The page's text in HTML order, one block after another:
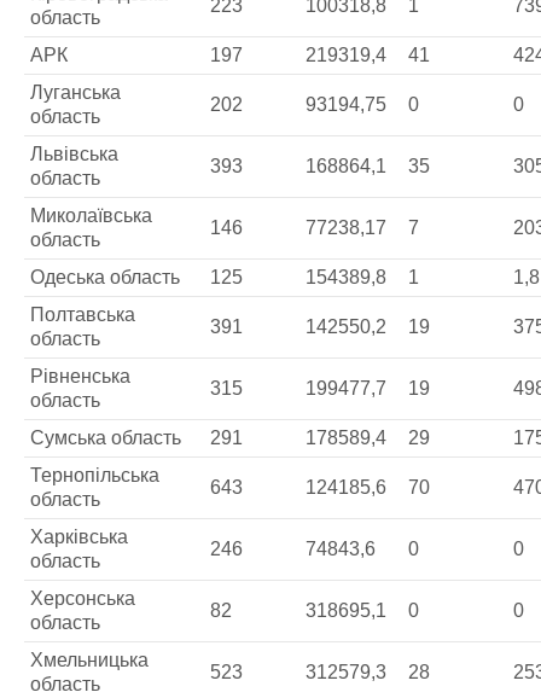
область
223 100318,8 1
АРК 197 219319,4 41
Луганська
область
202 93194,75 0 0
Львівська
область
393 168864,1 35
Миколаївська
область
146 77238,17 7
Одеська область 125 154389,8 1
1,8
Полтавська
область
391 142550,2 19
Рівненська
область
315 199477,7 19
Сумська область 291 178589,4 29
Тернопільська
область
643 124185,6 70
Харківська
область
246 74843,6 0 0
Херсонська
область
82 318695,1 0 0
Хмельницька
область
523 312579,3 28